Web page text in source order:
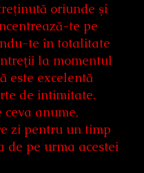
oriunde şi
te pe
te în totalitate
la momentul
este excelentă
de intimitate.
anume,
zi pentru un timp
de pe urma acestei